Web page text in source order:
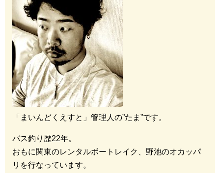
「まいんどくえすと」管理人の”たま”です。
バス釣り歴22年。
おもに関東のレンタルボートレイク、野池のオカッパ
リを行なっています。